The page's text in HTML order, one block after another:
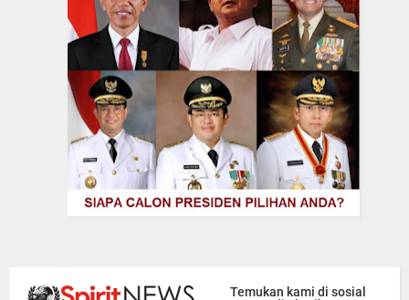
Temukan kami di sosial